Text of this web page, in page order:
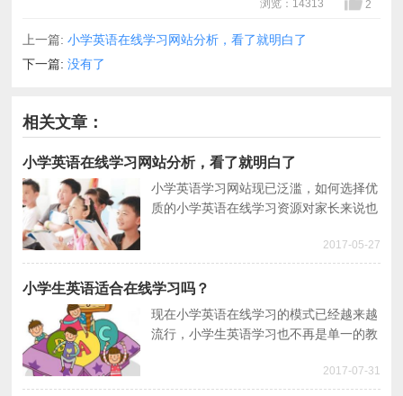
浏览：14313 2
上一篇:小学英语在线学习网站分析，看了就明白了
下一篇:没有了
相关文章：
小学英语在线学习网站分析，看了就明白了
小学英语学习网站现已泛滥，如何选择优
质的小学英语在线学习资源对家长来说也
习网站以及小学英语学习网站劣势分析。
2017-05-27
小学生英语适合在线学习吗？
现在小学英语在线学习的模式已经越来越
流行，小学生英语学习也不再是单一的教
有哪些呢？本篇向大家介绍了小学生英语
2017-07-31